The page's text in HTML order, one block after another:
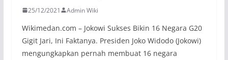
25/12/2021 Admin Wiki
Wikimedan.com – Jokowi Sukses Bikin 16 Negara G20
Gigit Jari, Ini Faktanya. Presiden Joko Widodo (Jokowi)
mengungkapkan pernah membuat 16 negara